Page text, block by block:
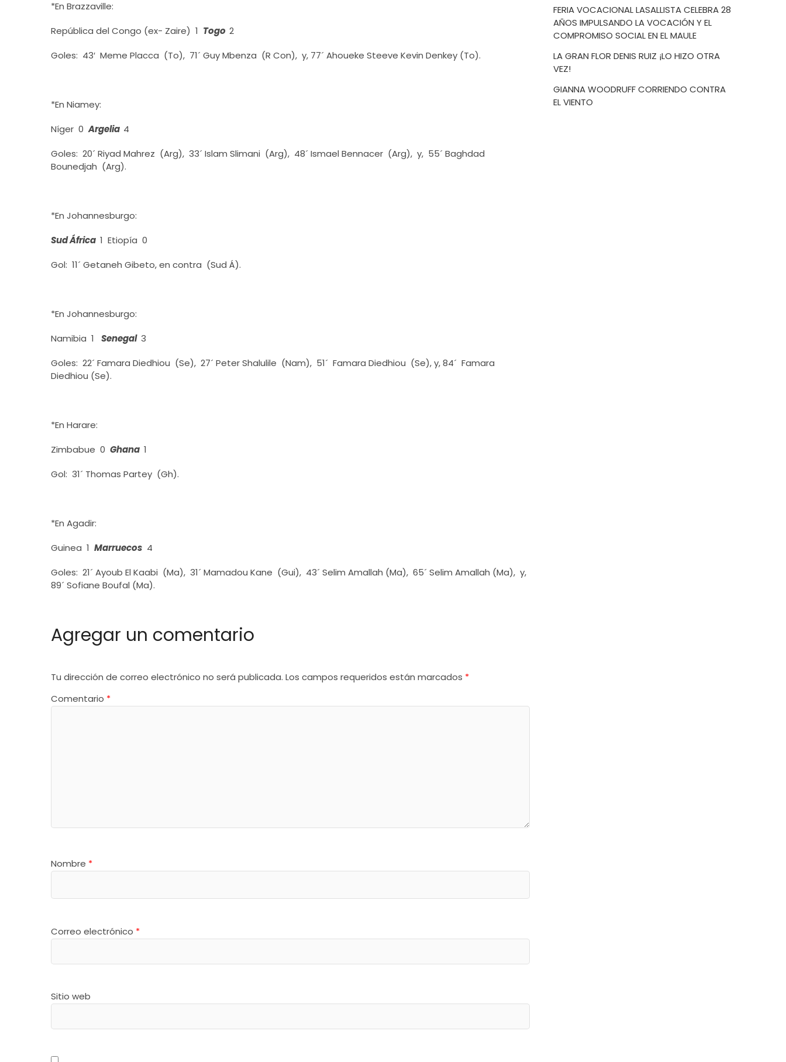
*En Brazzaville:
República del Congo (ex- Zaire) 1 Togo 2
Goles: 43′ Meme Placca (To), 71´ Guy Mbenza (R Con), y, 77´ Ahoueke Steeve Kevin Denkey (To).
*En Niamey:
Níger 0Argelia 4
Goles: 20´ Riyad Mahrez (Arg), 33´ Islam Slimani (Arg), 48´ Ismael Bennacer (Arg), y, 55´ Baghdad
Bounedjah (Arg).
*En Johannesburgo:
Sud África 1 Etiopía 0
Gol: 11´ Getaneh Gibeto, en contra (Sud Á).
*En Johannesburgo:
Namibia 1 Senegal 3
Goles: 22´ Famara Diedhiou (Se), 27´ Peter Shalulile (Nam), 51´ Famara Diedhiou (Se), y, 84´ Famara
Diedhiou (Se).
*En Harare:
Zimbabue 0 Ghana 1
Gol: 31´ Thomas Partey (Gh).
*En Agadir:
Guinea 1 Marruecos 4
Goles: 21´ Ayoub El Kaabi (Ma), 31´ Mamadou Kane (Gui), 43´ Selim Amallah (Ma), 65´ Selim Amallah (Ma), y,
89´ Sofiane Boufal (Ma).
Agregar un comentario
Tu dirección de correo electrónico no será publicada. Los campos requeridos están marcados *
Comentario *
Nombre *
Correo electrónico *
Sitio web
FERIA VOCACIONAL LASALLISTA CELEBRA 28
AÑOS IMPULSANDO LA VOCACIÓN Y EL
COMPROMISO SOCIAL EN EL MAULE
LA GRAN FLOR DENIS RUIZ ¡LO HIZO OTRA
VEZ!
GIANNA WOODRUFF CORRIENDO CONTRA
EL VIENTO